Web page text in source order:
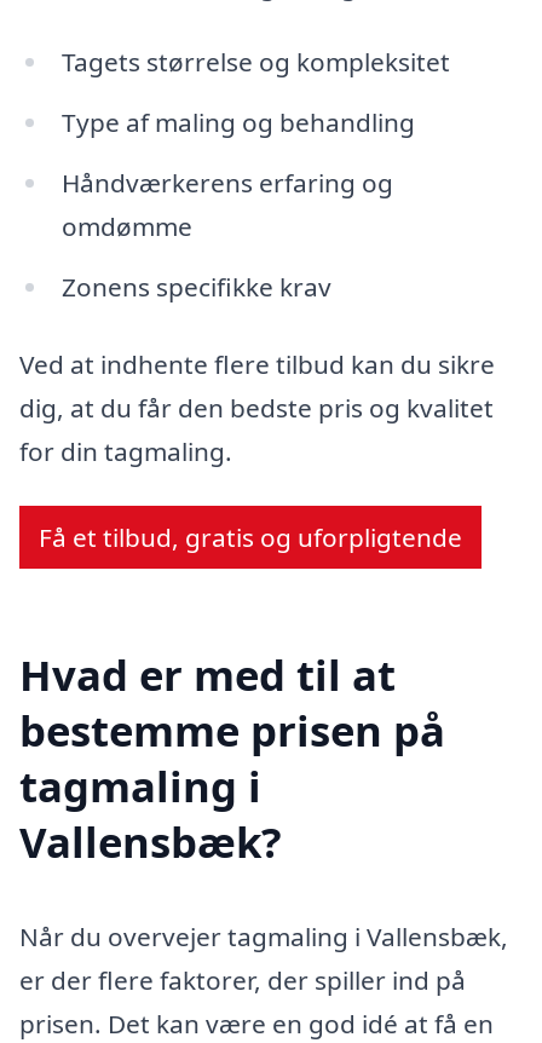
Tagets størrelse og kompleksitet
Type af maling og behandling
Håndværkerens erfaring og
omdømme
Zonens specifikke krav
Ved at indhente flere tilbud kan du sikre
dig, at du får den bedste pris og kvalitet
for din tagmaling.
Få et tilbud, gratis og uforpligtende
Hvad er med til at
bestemme prisen på
tagmaling i
Vallensbæk?
Når du overvejer tagmaling i Vallensbæk,
er der flere faktorer, der spiller ind på
prisen. Det kan være en god idé at få en